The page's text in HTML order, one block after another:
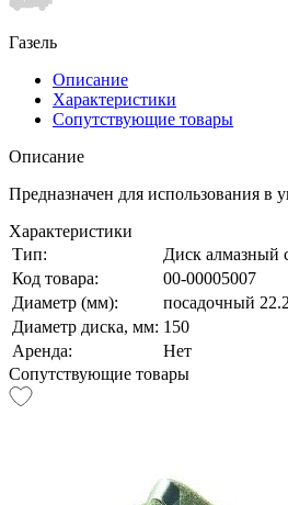
Газель
Описание
Характеристики
Сопутствующие товары
Описание
Предназначен для использования
Характеристики
Тип:
Диск алмазный
Код товара:
00-00005007
Диаметр (мм):
посадочный 22.2
Диаметр диска, мм: 150
Аренда:
Нет
Сопутствующие товары